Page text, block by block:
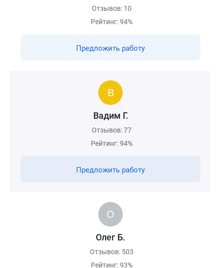
Отзывов: 10
Рейтинг: 94%
Предложить работу
Вадим Г.
Отзывов: 77
Рейтинг: 94%
Предложить работу
Олег Б.
Отзывов: 503
Рейтинг: 93%